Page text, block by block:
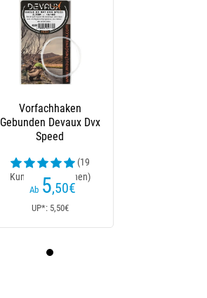
Vorfachhaken
Gebunden Devaux Dvx
Speed
(19
Kundenrezensionen)
Ab 5,50€
UP*: 5,50€